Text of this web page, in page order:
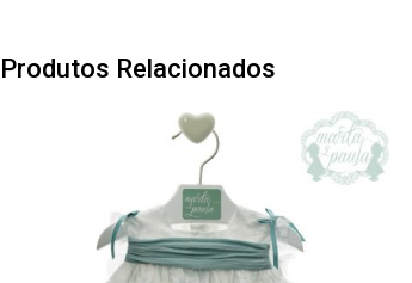
Produtos Relacionados